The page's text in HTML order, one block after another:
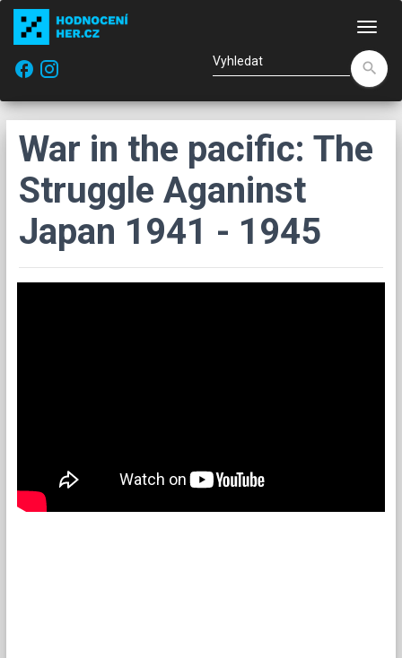
facebook
search
War in the pacific: The
Struggle Aganinst
Japan 1941 - 1945